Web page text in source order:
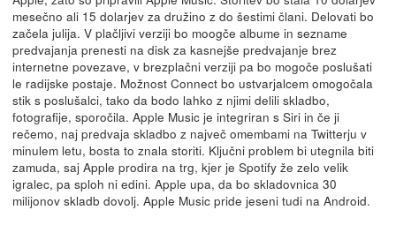
mesečno ali 15 dolarjev za družino z do šestimi člani. Delovati bo
začela julija. V plačljivi verziji bo moogče albume in sezname
predvajanja prenesti na disk za kasnejše predvajanje brez
internetne povezave, v brezplačni verziji pa bo mogoče poslušati
le radijske postaje. Možnost Connect bo ustvarjalcem omogočala
stik s poslušalci, tako da bodo lahko z njimi delili skladbo,
fotografije, sporočila. Apple Music je integriran s Siri in če ji
rečemo, naj predvaja skladbo z največ omembami na Twitterju v
minulem letu, bosta to znala storiti. Ključni problem bi utegnila biti
zamuda, saj Apple prodira na trg, kjer je Spotify že zelo velik
igralec, pa sploh ni edini. Apple upa, da bo skladovnica 30
milijonov skladb dovolj. Apple Music pride jeseni tudi na Android.